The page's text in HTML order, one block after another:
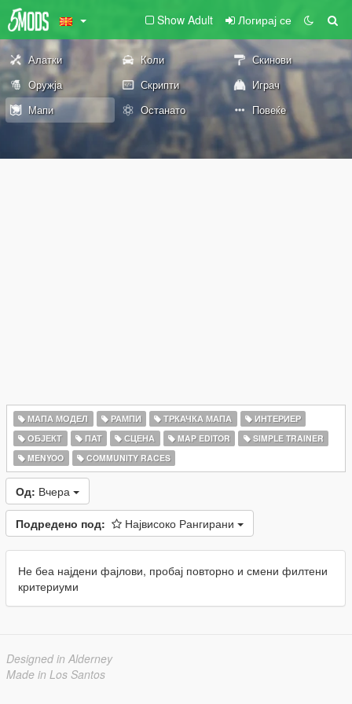
Show Adult Логирај се
Алатки Коли
Скинови
Оружја
Скрипти
Играч
Мапи
Останато Повеќе
МАПА МОДЕЛ РАМПИ ТРКАЧКА МАПА
ИНТЕРИЕР
ОБЈЕКТ
ПАТ СЦЕНА MAP EDITOR
SIMPLE TRAINER
MENYOO
COMMUNITY RACES
Од: Вчера
Подредено под: Највисоко Рангирани
Не беа најдени фајлови, пробај повторно и смени филтени
критериуми
Designed in Alderney
Made in Los Santos